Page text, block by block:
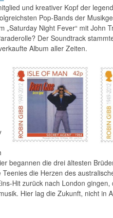
und kreativer Kopf der
Pop-Bands der
„Saturday Night Fever“ mit John
Der Soundtrack
Album aller Zeiten.
begannen die drei ältesten
die Herzen des
Hit zurück nach London gingen,
Hier lag die Zukunft, nicht in